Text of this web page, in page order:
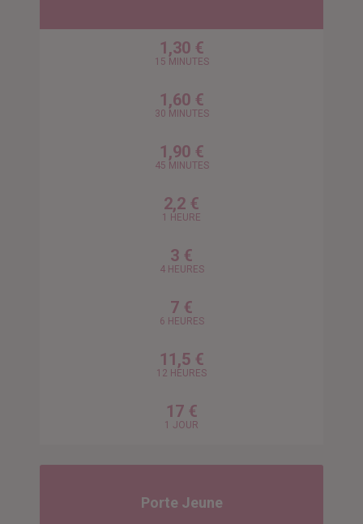
1,30 €
15 MINUTES
1,60 €
30 MINUTES
1,90 €
45 MINUTES
2,2 €
1 HEURE
3 €
4 HEURES
7 €
6 HEURES
11,5 €
12 HEURES
17 €
1 JOUR
Porte Jeune